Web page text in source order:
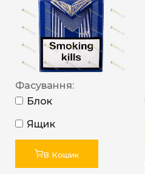
Фасування:
Блок
Ящик
В Кошик